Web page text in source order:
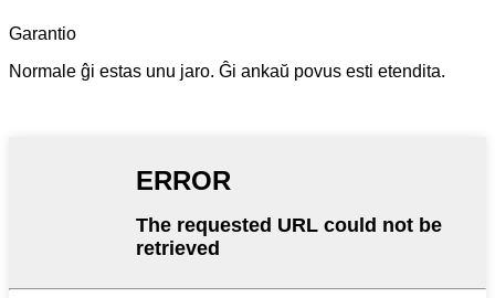
Garantio
Normale ĝi estas unu jaro. Ĝi ankaŭ povus esti etendita.